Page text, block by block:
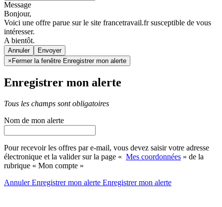
Message
Bonjour,
Voici une offre parue sur le site francetravail.fr susceptible de vous
intéresser.
A bientôt.
Annuler
× Fermer la fenêtre Enregistrer mon alerte
Enregistrer mon alerte
Tous les champs sont obligatoires
Nom de mon alerte
Pour recevoir les offres par e-mail, vous devez saisir votre adresse
électronique et la valider sur la page « Mes coordonnées » de la
rubrique « Mon compte »
AnnulerEnregistrer mon alerte Enregistrermon alerte